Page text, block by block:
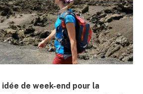
idée de week-end pour la